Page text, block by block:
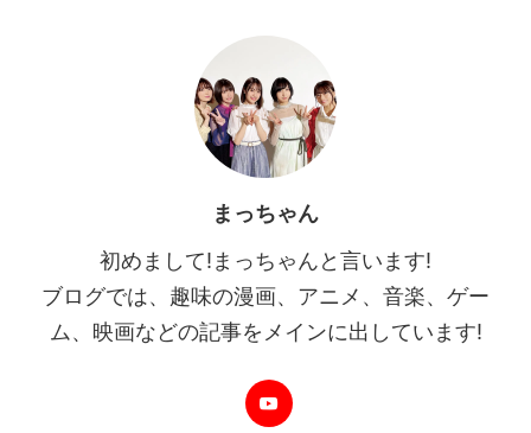
まっちゃん
初めまして!まっちゃんと言います!
ブログでは、趣味の漫画、アニメ、音楽、ゲー
ム、映画などの記事をメインに出しています!